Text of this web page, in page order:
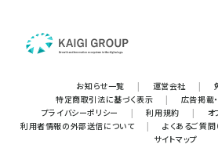
お知らせ一覧 | 運営会社 |
特定商取引法に基づく表示
| 広告掲載
プライバシーポリシー
| 利用規約 | オ
利用者情報の外部送信について
| よくあるご質問
サイトマップ